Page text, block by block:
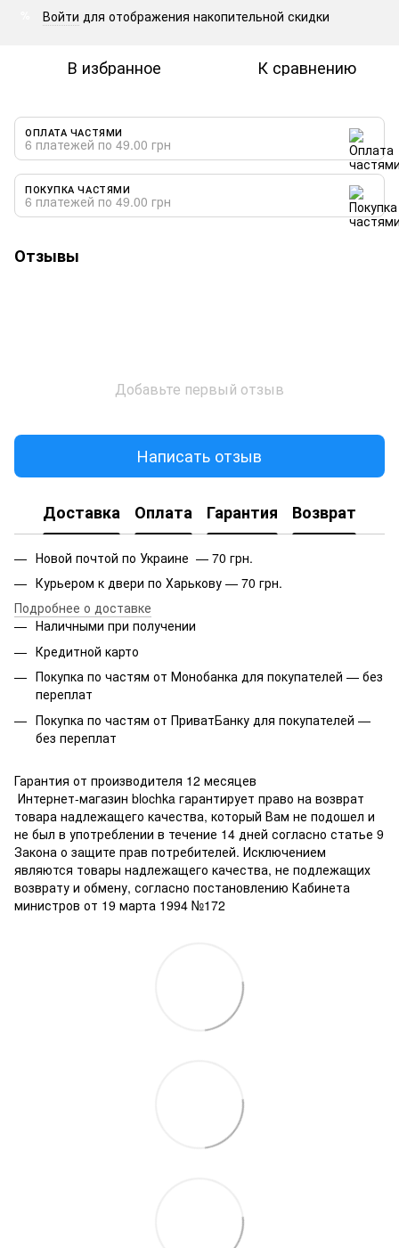
Войти для отображения накопительной скидки
В избранное К сравнению
ОПЛАТА ЧАСТЯМИ
6 платежей по 49.00 грн
ПОКУПКА ЧАСТЯМИ
6 платежей по 49.00 грн
Отзывы
Добавьте первый отзыв
Написать отзыв
Доставка Оплата Гарантия Возврат
Новой почтой по Украине — 70 грн.
Курьером к двери по Харькову — 70 грн.
Подробнее о доставке
Наличными при получении
Кредитной карто
Покупка по частям от Монобанка для покупателей — без
переплат
Покупка по частям от ПриватБанку для покупателей —
без переплат
Гарантия от производителя 12 месяцев
Интернет-магазин blochka гарантирует право на возврат
товара надлежащего качества, который Вам не подошел и
не был в употреблении в течение 14 дней согласно статье 9
Закона о защите прав потребителей. Исключением
являются товары надлежащего качества, не подлежащих
возврату и обмену, согласно постановлению Кабинета
министров от 19 марта 1994 №172